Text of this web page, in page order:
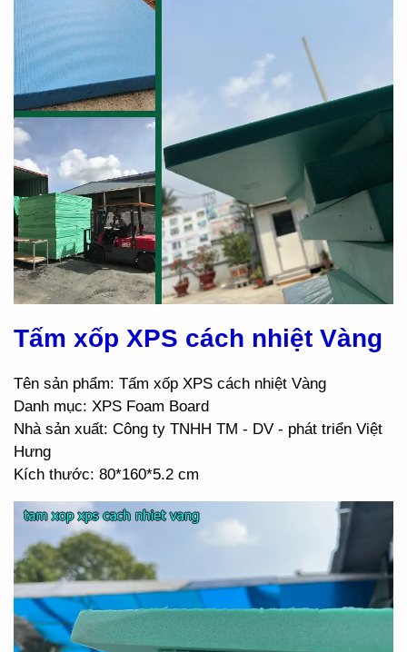
Tấm xốp XPS cách nhiệt Vàng
Tên sản phẩm: Tấm xốp XPS cách nhiệt Vàng
Danh mục: XPS Foam Board
Nhà sản xuất: Công ty TNHH TM - DV - phát triển Việt
Hưng
Kích thước: 80*160*5.2 cm